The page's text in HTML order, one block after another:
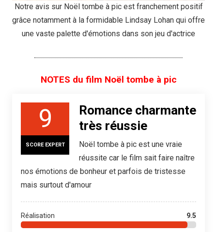
Notre avis sur Noël tombe à pic est franchement positif
grâce notamment à la formidable Lindsay Lohan qui offre
une vaste palette d'émotions dans son jeu d'actrice
NOTES du film Noël tombe à pic
9
SCORE EXPERT
Romance charmante
très réussie
Noël tombe à pic est une vraie
réussite car le film sait faire naître
nos émotions de bonheur et parfois de tristesse
mais surtout d'amour
Réalisation 9.5